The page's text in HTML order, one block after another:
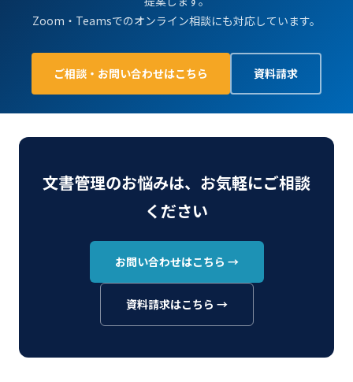
Zoom・Teamsでのオンライン相談にも対応しています。
ご相談・お問い合わせはこちら 資料請求
文書管理のお悩みは、お気軽にご相談
ください
お問い合わせはこちら →
資料請求はこちら →